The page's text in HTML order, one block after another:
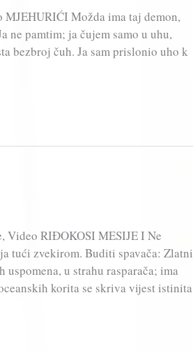
Možda ima taj demon,
ne pamtim; ja čujem samo u uhu,
bezbroj čuh. Ja sam prislonio uho k
Video RIĐOKOSI MESIJE I Ne
tući zvekirom. Buditi spavača: Zlatni
u strahu rasparača; ima
korita se skriva vijest istinita